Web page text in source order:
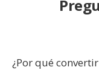
¿Por qué convertir